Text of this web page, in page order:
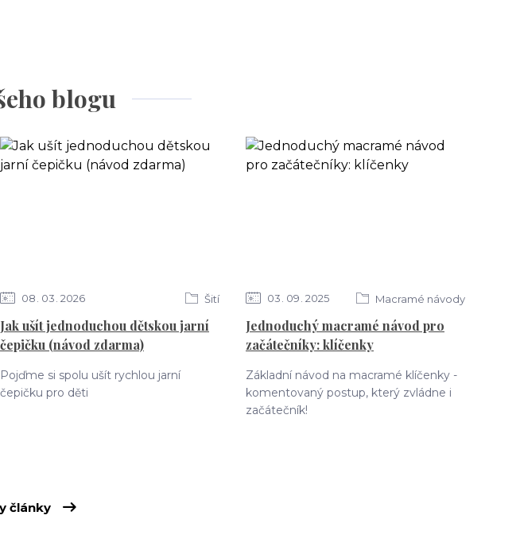
blogu
08 03 2026 Šití
Jak ušít jednoduchou dětskou jarní
čepičku (návod zdarma)
Pojďme si spolu ušít rychlou jarní
čepičku pro děti
03 09 2025 Macramé návody
Jednoduchý macramé návod pro
začátečníky: klíčenky
Základní návod na macramé klíčenky -
komentovaný postup, který zvládne i
začátečník!
články